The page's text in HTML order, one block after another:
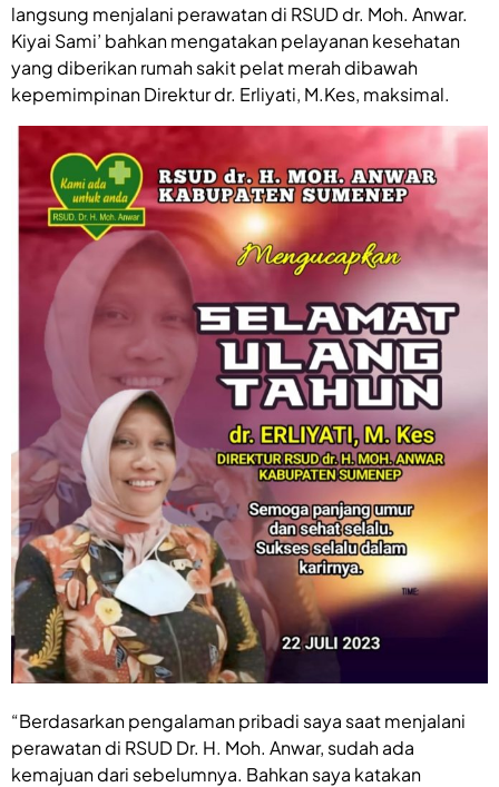
langsung menjalani perawatan di RSUD dr. Moh. Anwar.
Kiyai Sami’ bahkan mengatakan pelayanan kesehatan
yang diberikan rumah sakit pelat merah dibawah
kepemimpinan Direktur dr. Erliyati, M.Kes, maksimal.
“Berdasarkan pengalaman pribadi saya saat menjalani
perawatan di RSUD Dr. H. Moh. Anwar, sudah ada
kemajuan dari sebelumnya. Bahkan saya katakan